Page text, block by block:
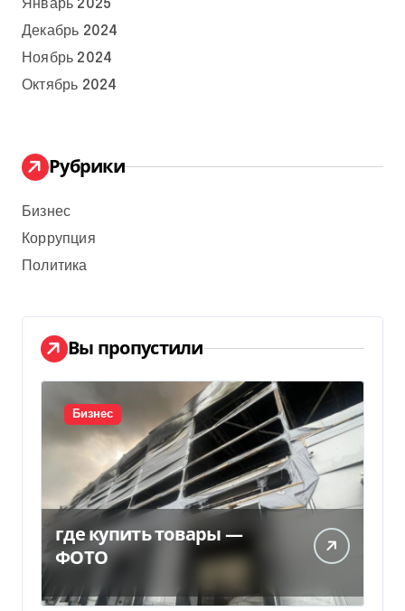
Январь 2025
Декабрь 2024
Ноябрь 2024
Октябрь 2024
Рубрики
Бизнес
Коррупция
Политика
Вы пропустили
Бизнес
где купить товары —
ФОТО